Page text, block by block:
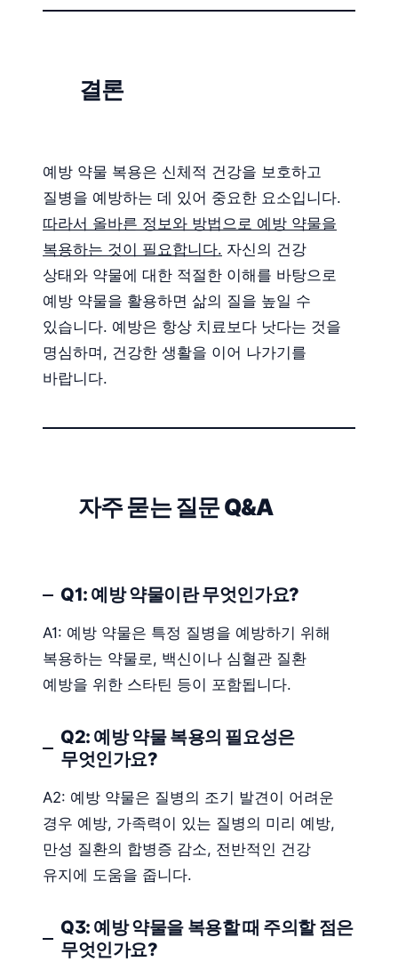
결론
예방 약물 복용은 신체적 건강을 보호하고
질병을 예방하는 데 있어 중요한 요소입니다.
따라서 올바른 정보와 방법으로 예방 약물을
복용하는 것이 필요합니다. 자신의 건강
상태와 약물에 대한 적절한 이해를 바탕으로
예방 약물을 활용하면 삶의 질을 높일 수
있습니다. 예방은 항상 치료보다 낫다는 것을
명심하며, 건강한 생활을 이어 나가기를
바랍니다.
자주 묻는 질문 Q&A
Q1: 예방 약물이란 무엇인가요?
A1: 예방 약물은 특정 질병을 예방하기 위해
복용하는 약물로, 백신이나 심혈관 질환
예방을 위한 스타틴 등이 포함됩니다.
Q2: 예방 약물 복용의 필요성은
무엇인가요?
A2: 예방 약물은 질병의 조기 발견이 어려운
경우 예방, 가족력이 있는 질병의 미리 예방,
만성 질환의 합병증 감소, 전반적인 건강
유지에 도움을 줍니다.
Q3: 예방 약물을 복용할 때 주의할 점은
무엇인가요?